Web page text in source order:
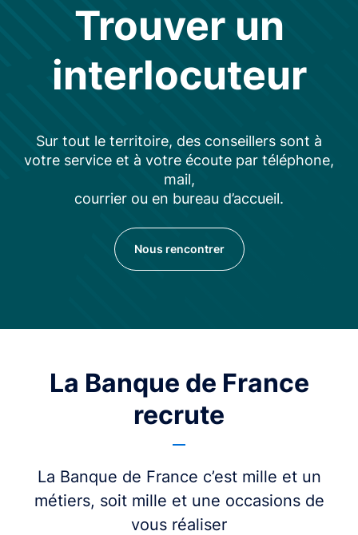
Trouver un
interlocuteur
Sur tout le territoire, des conseillers sont à
votre service et à votre écoute par téléphone,
mail,
courrier ou en bureau d’accueil.
Nous rencontrer
La Banque de France
recrute
La Banque de France c’est mille et un
métiers, soit mille et une occasions de
vous réaliser